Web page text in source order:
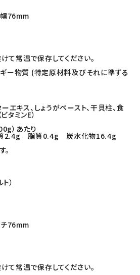
76mm
て常温で保存してください。
ギー物質 (特定原材料及びそれに準ずる
エキス、しょうがペースト、干貝柱、食
タミンE）
）あたり
2.4g 脂質0.4g 炭水化物16.4g
）
76mm
て常温で保存してください。